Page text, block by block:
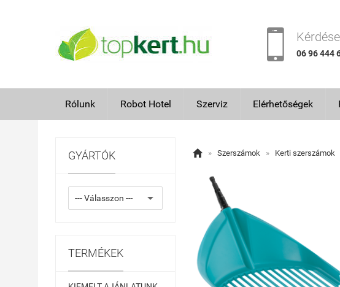
 06 96 444
Rólunk Robot Hotel Szerviz Elérhetőségek
GYÁRTÓK
TERMÉKEK
 » Szerszámok » Kerti szerszámok